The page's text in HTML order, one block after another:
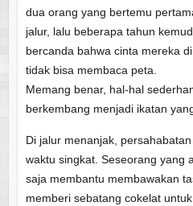
dua orang yang bertemu
jalur, lalu beberapa tahun
bercanda bahwa cinta mereka
tidak bisa membaca peta.
Memang benar, hal-hal
berkembang menjadi ikatan
Di jalur menanjak,
waktu singkat. Seseorang yang
saja membantu membawakan
memberi sebatang cokelat